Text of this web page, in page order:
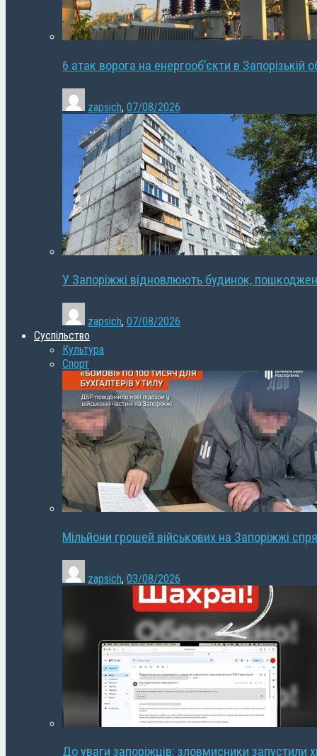
6 атак ворога на енергооб’єкти в Запорізькій
zapsich, 07/08/2026
У Запоріжжі відновлюють будинок,
zapsich, 07/08/2026
Суспільство
Культура
Спорт
Мільйони грошей військових на Запоріжжі
zapsich, 03/08/2026
До уваги запоріжців: зловмисники запустили